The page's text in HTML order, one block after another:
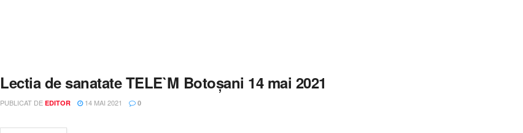
Lectia de sanatate TELE`M Botoșani 14 mai 2021
PUBLICAT DE EDITOR 14 MAI 2021 0